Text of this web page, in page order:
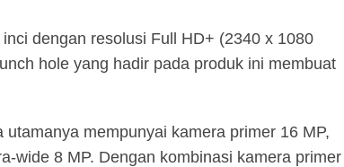
dengan resolusi Full HD+ (2340 x 1080
hole yang hadir pada produk ini membuat
mempunyai kamera primer 16 MP,
wide 8 MP. Dengan kombinasi kamera primer